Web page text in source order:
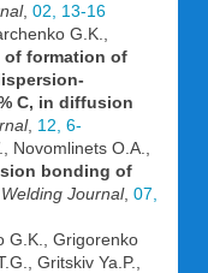
, 02, 13-16
G.K.,
of formation of
C, in diffusion
, 12, 6-
Novomlinets O.A.,
bonding of
Journal, 07,
G.K., Grigorenko
Gritskiv Ya.P.,